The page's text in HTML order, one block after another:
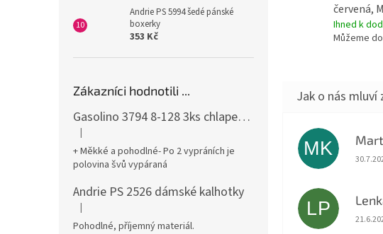
Andrie PS 5994 šedé pánské
boxerky
353 Kč
Zákazníci hodnotili ...
Gasolino 3794 8-128 3ks chlapecké boxerky
Hodnocení produktu je 3 z 5 hvězdiček.
|
+ Měkké a pohodlné- Po 2 vypráních je
polovina švů vypáraná
Andrie PS 2526 dámské kalhotky
Hodnocení produktu je 5 z 5 hvězdiček.
|
Pohodlné, příjemný materiál.
červená, M
Ihned k
Můžeme
MK
LP